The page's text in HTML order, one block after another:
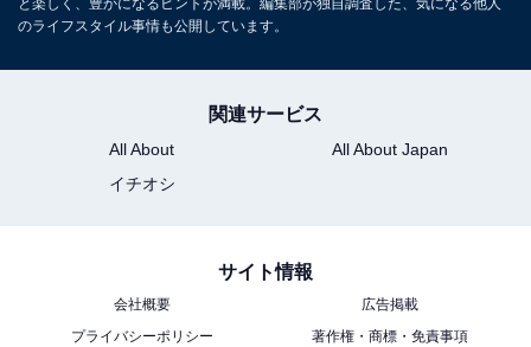
で、資材の循環利用を推進します。
と楽しく、豊かになるヒントが満載。編集部が独自調査した、気になる他人
のライフスタイル事情も公開しています。
関連サービス
All About
All About Japan
イチオシ
サイト情報
会社概要
広告掲載
プライバシーポリシー
著作権・商標・免責事項